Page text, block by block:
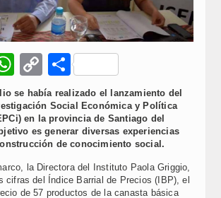
WhatsApp
Copy
Link
Compartir
se había realizado el lanzamiento del
Social Económica y Política
en la provincia de Santiago del
es generar diversas experiencias
de conocimiento social.
la Directora del Instituto Paola Griggio,
cifras del Índice Barrial de Precios (IBP), el
de 57 productos de la canasta básica